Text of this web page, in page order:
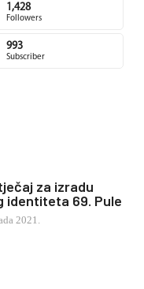
1,428
Followers
993
Subscriber
za izradu
identiteta 69. Pule
2021.